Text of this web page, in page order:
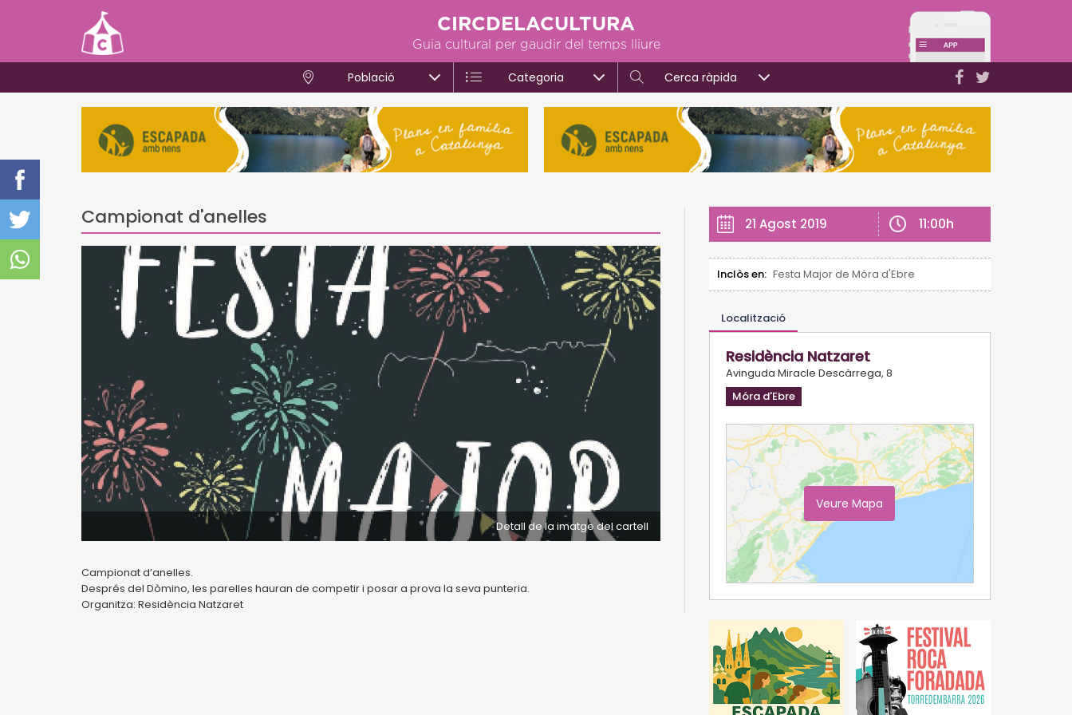
CIRCDELACULTURA
Guia cultural per gaudir del temps lliure
Població Categoria Cerca ràpida
Campionat d'anelles
Detall de la imatge del cartell
Campionat d’anelles.
Després del Dòmino, les parelles hauran de competir i posar a prova la seva punteria.
Organitza: Residència Natzaret
21 Agost 2019 11:00h
Inclòs en: Festa Major de Móra d'Ebre
Localització
Residència Natzaret
Avinguda Miracle Descàrrega, 8
Móra d'Ebre
Veure Mapa